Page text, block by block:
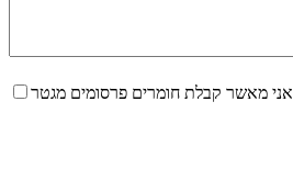
אני מאשר קבלת חומרים פרסומים מגטר